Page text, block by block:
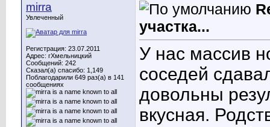
mirra
Увлеченный
Регистрация: 23.07.2011
Адрес: гХмельницкий
Сообщений: 242
Сказал(а) спасибо: 1,149
Поблагодарили 649 раз(а) в 141
сообщениях
участка...
У нас массив
соседей
довольны
вкусная.